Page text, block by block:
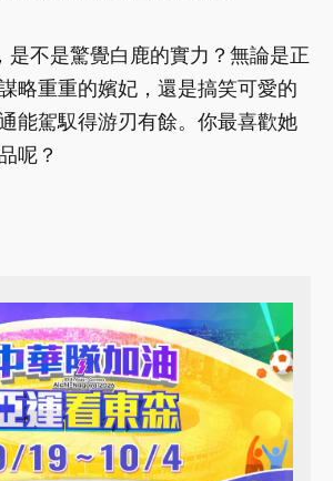
是不是驚覺白鹿的實力？無論是正
略重重的嬪妃，還是搞笑可愛的
能駕馭得游刃有餘。你最喜歡她
呢？